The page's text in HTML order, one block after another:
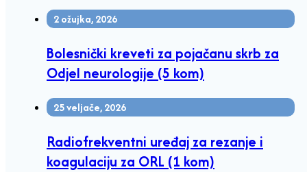
2 ožujka, 2026
Bolesnički kreveti za pojačanu skrb za
Odjel neurologije (5 kom)
25 veljače, 2026
Radiofrekventni uređaj za rezanje i
koagulaciju za ORL (1 kom)